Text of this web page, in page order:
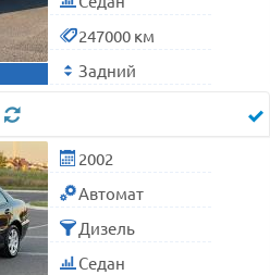
247000 км
Задний
2002
Автомат
Дизель
Седан